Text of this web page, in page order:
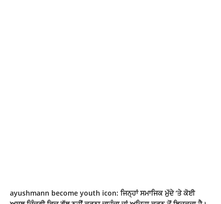
ayushmann become youth icon: ਜਿਨ੍ਹਾਂ ਸਮਾਜਿਕ ਮੁੱਦੇ ‘ਤੇ ਕੋਈ